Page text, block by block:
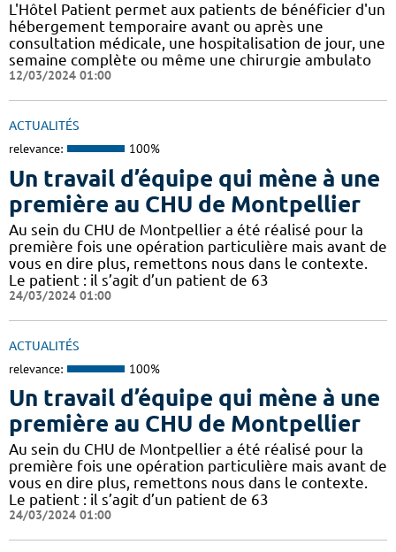
L'Hôtel Patient permet aux patients de bénéficier d'un
hébergement temporaire avant ou après une
consultation médicale, une hospitalisation de jour, une
semaine complète ou même une chirurgie ambulato
12/03/2024 01:00
ACTUALITÉS
relevance: 100%
Un travail d’équipe qui mène à une
première au CHU de Montpellier
Au sein du CHU de Montpellier a été réalisé pour la
première fois une opération particulière mais avant de
vous en dire plus, remettons nous dans le contexte.
Le patient : il s’agit d’un patient de 63
24/03/2024 01:00
ACTUALITÉS
relevance: 100%
Un travail d’équipe qui mène à une
première au CHU de Montpellier
Au sein du CHU de Montpellier a été réalisé pour la
première fois une opération particulière mais avant de
vous en dire plus, remettons nous dans le contexte.
Le patient : il s’agit d’un patient de 63
24/03/2024 01:00